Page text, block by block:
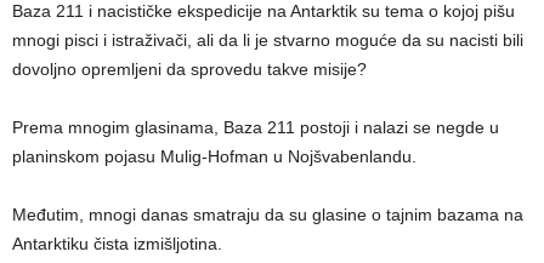
Baza 211 i nacističke ekspedicije na Antarktik su tema o kojoj pišu
mnogi pisci i istraživači, ali da li je stvarno moguće da su nacisti bili
dovoljno opremljeni da sprovedu takve misije?
Prema mnogim glasinama, Baza 211 postoji i nalazi se negde u
planinskom pojasu Mulig-Hofman u Nojšvabenlandu.
Međutim, mnogi danas smatraju da su glasine o tajnim bazama na
Antarktiku čista izmišljotina.